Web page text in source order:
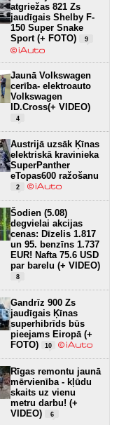
atgriežas 821 Zs
jaudīgais Shelby F-
150 Super Snake
Sport (+ FOTO)
9
Jaunā Volkswagen
cerība- elektroauto
Volkswagen
ID.Cross(+ VIDEO)
4
Austrijā uzsāk Ķīnas
elektriskā kravinieka
SuperPanther
eTopas600 ražošanu
2
Šodien (5.08)
degvielai akcijas
cenas: Dīzelis 1.817
un 95. benzīns 1.737
EUR! Nafta 75.6 USD
par barelu (+ VIDEO)
8
Gandrīz 900 Zs
jaudīgais Ķīnas
superhibrīds būs
pieejams Eiropā (+
FOTO)
10
Rīgas remontu jaunā
mērvienība - kļūdu
skaits uz vienu
metru darbu! (+
VIDEO)
6